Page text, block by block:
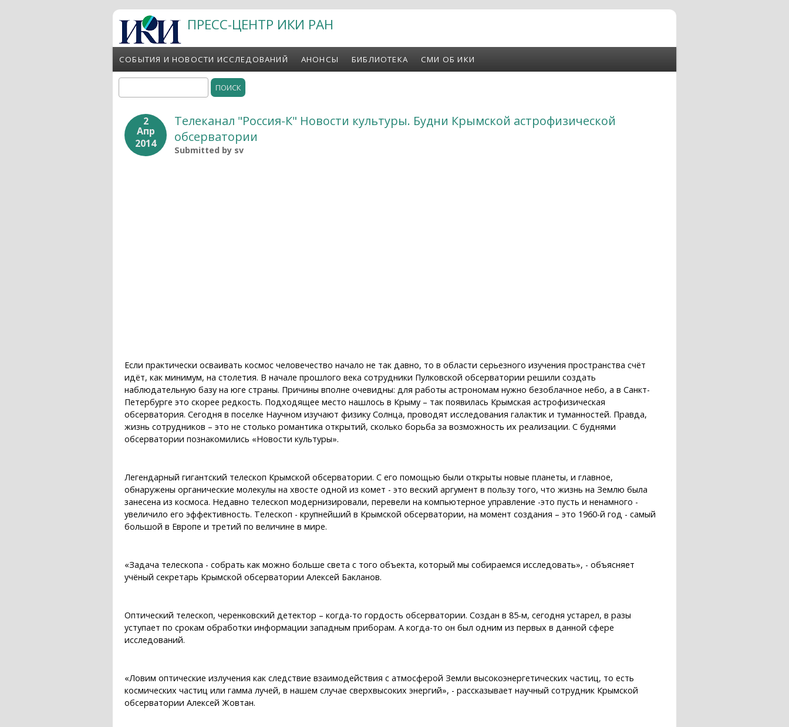
Перейти к основному содержанию ПРЕСС-ЦЕНТР ИКИ РАН
СОБЫТИЯ И НОВОСТИ ИССЛЕДОВАНИЙ АНОНСЫ БИБЛИОТЕКА СМИ ОБ ИКИ
Форма поиска
2
Апр
2014
Телеканал "Россия-К" Новости культуры. Будни Крымской астрофизической
обсерватории
Submitted by sv
Если практически осваивать космос человечество начало не так давно, то в области серьезного изучения пространства счёт
идёт, как минимум, на столетия. В начале прошлого века сотрудники Пулковской обсерватории решили создать
наблюдательную базу на юге страны. Причины вполне очевидны: для работы астрономам нужно безоблачное небо, а в Санкт-
Петербурге это скорее редкость. Подходящее место нашлось в Крыму – так появилась Крымская астрофизическая
обсерватория. Сегодня в поселке Научном изучают физику Солнца, проводят исследования галактик и туманностей. Правда,
жизнь сотрудников – это не столько романтика открытий, сколько борьба за возможность их реализации. С буднями
обсерватории познакомились «Новости культуры».
Легендарный гигантский телескоп Крымской обсерватории. С его помощью были открыты новые планеты, и главное,
обнаружены органические молекулы на хвосте одной из комет - это веский аргумент в пользу того, что жизнь на Землю была
занесена из космоса. Недавно телескоп модернизировали, перевели на компьютерное управление -это пусть и ненамного -
увеличило его эффективность. Телескоп - крупнейший в Крымской обсерватории, на момент создания – это 1960-й год - самый
большой в Европе и третий по величине в мире.
«Задача телескопа - собрать как можно больше света с того объекта, который мы собираемся исследовать», - объясняет
учёный секретарь Крымской обсерватории Алексей Бакланов.
Оптический телескоп, черенковский детектор – когда-то гордость обсерватории. Создан в 85-м, сегодня устарел, в разы
уступает по срокам обработки информации западным приборам. А когда-то он был одним из первых в данной сфере
исследований.
«Ловим оптические излучения как следствие взаимодействия с атмосферой Земли высокоэнергетических частиц, то есть
космических частиц или гамма лучей, в нашем случае сверхвысоких энергий», - рассказывает научный сотрудник Крымской
обсерватории Алексей Жовтан.